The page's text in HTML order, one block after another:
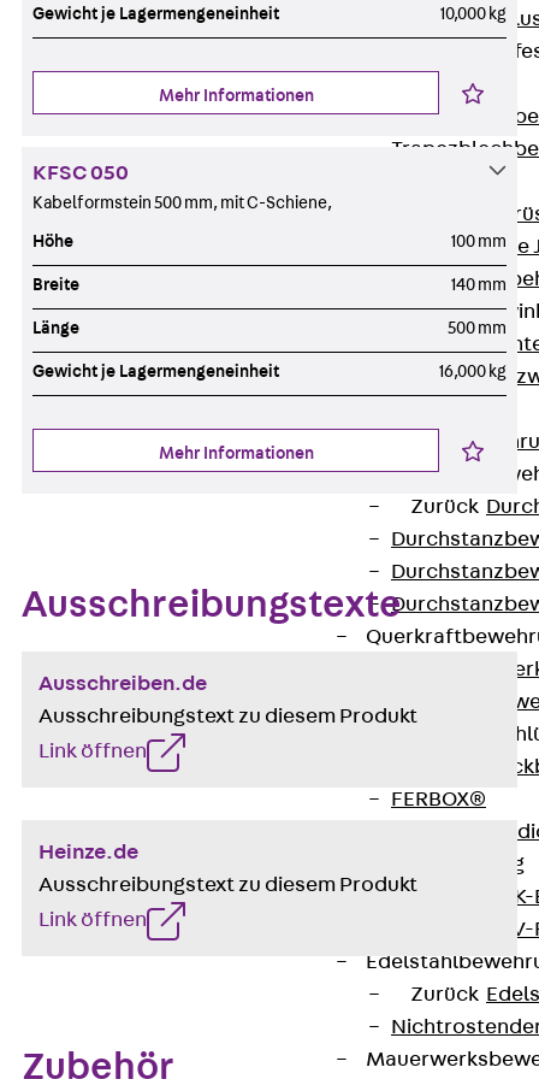
Zurück
Gerüstschuhe
Gerüstschuhe
Zurück
FERBOX®
GFK-Bewehrung
Zurück
FIBERNOX®
Zurück
Gewicht je Lagermengeneinheit 10,000 kg
Mehr Informationen
KFSC 050
Kabelformstein 500 mm, mit C-Schiene,
Höhe 100 mm
Breite 140 mm
Länge 500 mm
Gewicht je Lagermengeneinheit 16,000 kg
Mehr Informationen
Ausschreibungstexte
Ausschreiben.de
Ausschreibungstext zu diesem Produkt
Link öffnen
Heinze.de
Ausschreibungstext zu diesem Produkt
Link öffnen
Zubehör